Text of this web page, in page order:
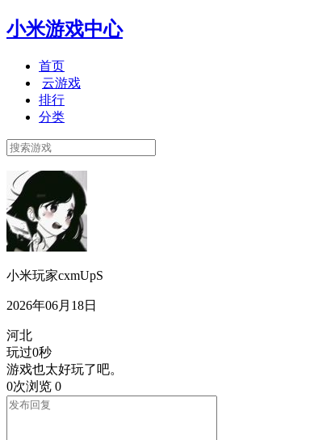
小米游戏中心
首页
云游戏
排行
分类
小米玩家cxmUpS
2026年06月18日
河北
玩过0秒
游戏也太好玩了吧。
0次浏览 0